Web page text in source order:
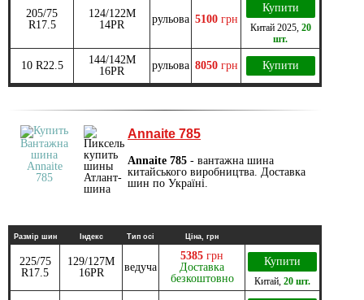
205/75
R17.5
124/122М
14PR
рульова 5100 грн
Купити
Китай2025, 20
шт.
10 R22.5
144/142M
16PR
рульова 8050 грн Купити
Annaite 785
Annaite 785 - вантажна шина
китайського виробництва. Доставка
шин по Україні.
Размір шин Індекс Тип осі Ціна, грн
225/75
R17.5
129/127M
16PR
ведуча
5385 грн
Доставка
безкоштовно
Купити
Китай 20 шт.